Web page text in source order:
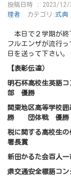
投稿日時 : 2023/
理者 カテゴリ:式典
本日で２学期が終
フルエンザが流行
日を送って下さい。
【表彰伝達）
明石杯高校生英語
部 優勝
関東地区高等学校
勝 団体戦 優勝
税に関する高校生
署長賞
新田かるた会百
県交通安全標語コ